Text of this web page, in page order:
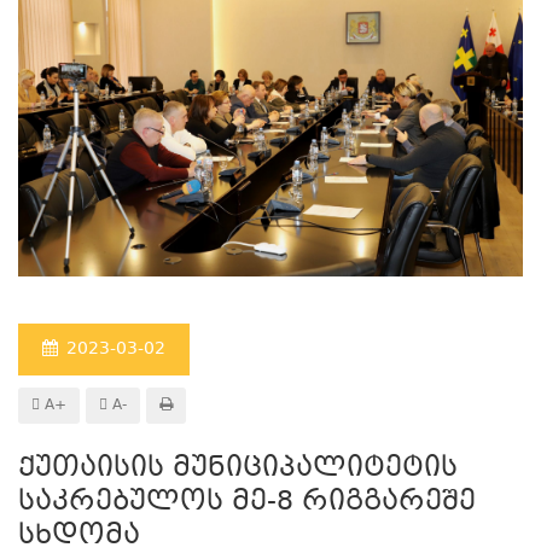
2023-03-02
A+ A-
ქუთაისის მუნიციპალიტეტის
საკრებულოს მე-8 რიგგარეშე
სხდომა